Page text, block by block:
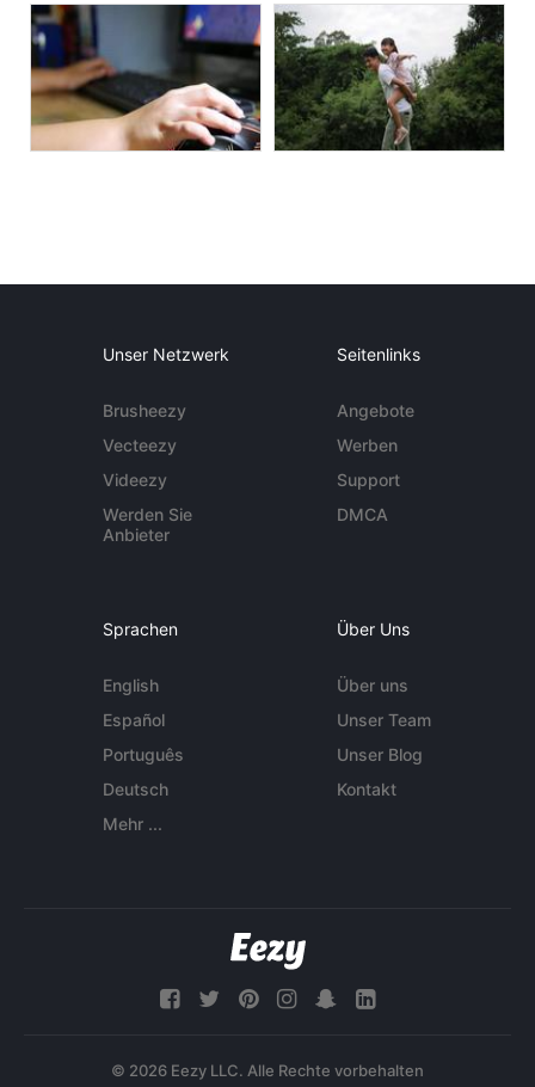
Unser Netzwerk
Brusheezy
Vecteezy
Videezy
Werden Sie
Anbieter
Seitenlinks
Angebote
Werben
Support
DMCA
Sprachen
English
Español
Português
Deutsch
Mehr ...
Über Uns
Über uns
Unser Team
Unser Blog
Kontakt
© 2026 Eezy LLC. Alle Rechte vorbehalten